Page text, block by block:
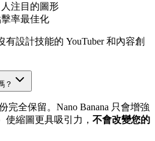
人注目的圖形
擊率最佳化
設計技能的 YouTuber 和內容創
？
完全保留。Nano Banana 只會增強
使縮圖更具吸引力， 不會改變您的